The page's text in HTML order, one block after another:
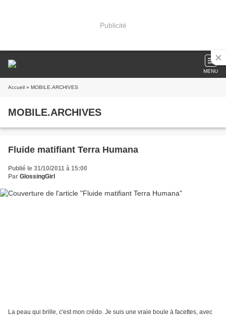
Publicité
MENU
Accueil » MOBILE.ARCHIVES
MOBILE.ARCHIVES
Fluide matifiant Terra Humana
Publié le 31/10/2011 à 15:00
Par GlossingGirl
La peau qui brille, c'est mon crédo. Je suis une vraie boule à facettes, avec